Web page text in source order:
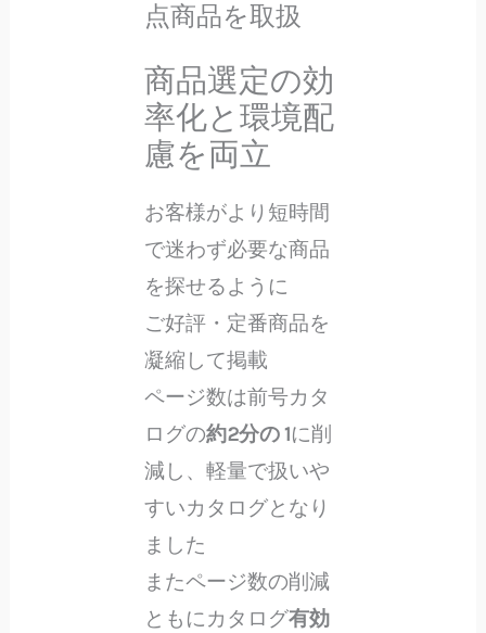
点商品を取扱
商品選定の効
率化と環境配
慮を両立
お客様がより短時間
で迷わず必要な商品
を探せるように
ご好評・定番商品を
凝縮して掲載
ページ数は前号カタ
ログの約2分の 1に削
減し、軽量で扱いや
すいカタログとなり
ました
またページ数の削減
ともにカタログ有効